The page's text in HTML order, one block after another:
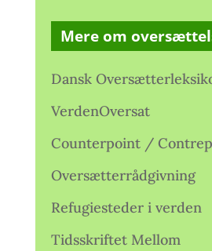
Mere om
Dansk
VerdenOversat
Counterpoint /
Oversætterrådgivning
Refugiesteder i verden
Tidsskriftet Mellom